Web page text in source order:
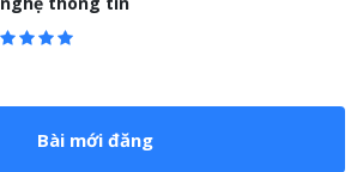
Bài mới đăng